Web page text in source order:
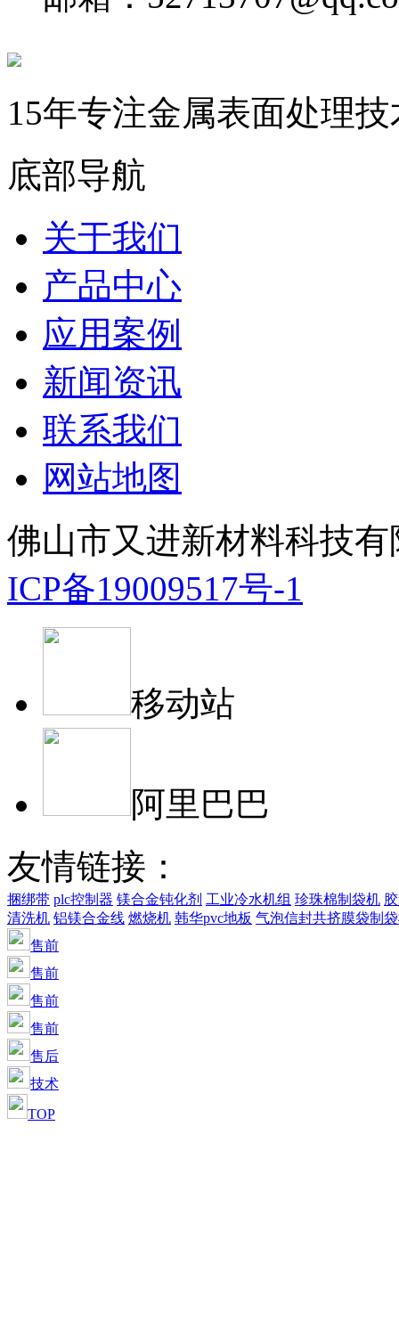
15年专注金属表面处理技
底部导航
关于我们
产品中心
应用案例
新闻资讯
联系我们
网站地图
佛山市又进新材料科技
ICP备19009517号-1
移动站
阿里巴巴
友情链接：
捆绑带 plc控制器 镁合金钝化剂 工业冷水机组 珍珠棉制袋机
清洗机 铝镁合金线 燃烧机 韩华pvc地板 气泡信封共挤膜袋制
售前
售前
售前
售前
售后
技术
TOP